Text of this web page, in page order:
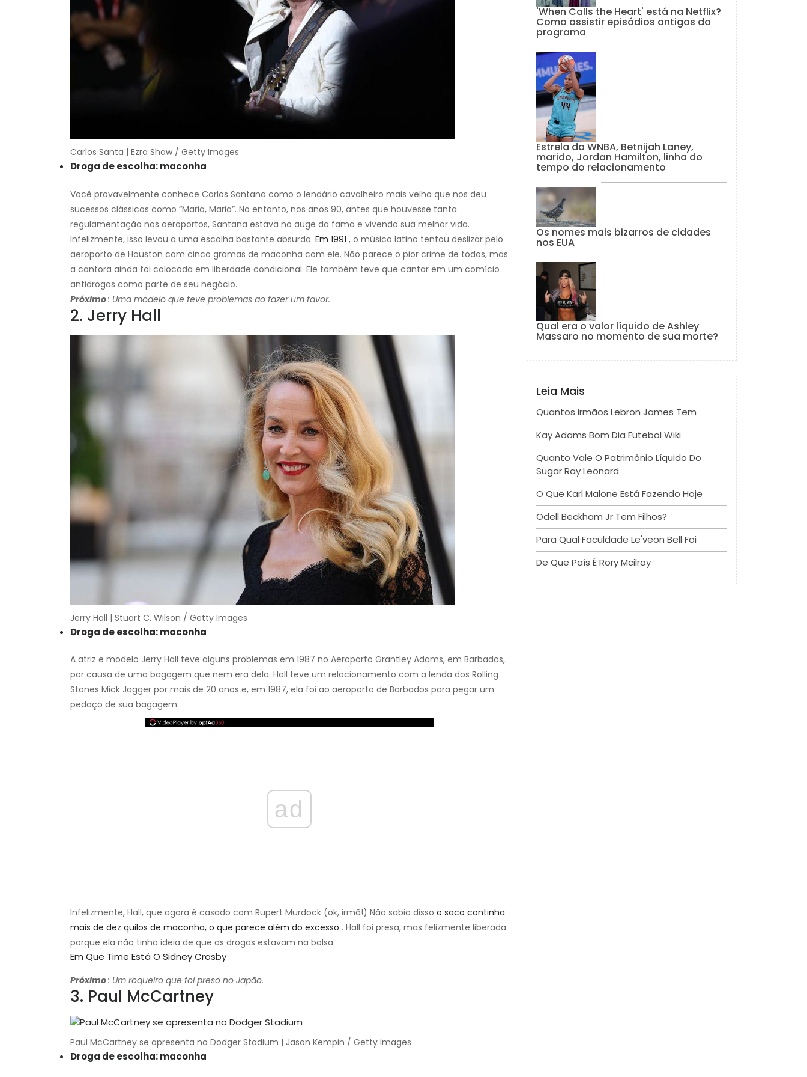
Carlos Santa | Ezra Shaw / Getty Images
Droga de escolha: maconha
Você provavelmente conhece Carlos Santana como o lendário cavalheiro mais velho que nos deu
sucessos clássicos como “Maria, Maria”. No entanto, nos anos 90, antes que houvesse tanta
regulamentação nos aeroportos, Santana estava no auge da fama e vivendo sua melhor vida.
Infelizmente, isso levou a uma escolha bastante absurda. Em 1991 , o músico latino tentou deslizar pelo
aeroporto de Houston com cinco gramas de maconha com ele. Não parece o pior crime de todos, mas
a cantora ainda foi colocada em liberdade condicional. Ele também teve que cantar em um comício
antidrogas como parte de seu negócio.
Próximo: Uma modelo que teve problemas ao fazer um favor.
2. Jerry Hall
Jerry Hall | Stuart C. Wilson / Getty Images
Droga de escolha: maconha
A atriz e modelo Jerry Hall teve alguns problemas em 1987 no Aeroporto Grantley Adams, em Barbados,
por causa de uma bagagem que nem era dela. Hall teve um relacionamento com a lenda dos Rolling
Stones Mick Jagger por mais de 20 anos e, em 1987, ela foi ao aeroporto de Barbados para pegar um
pedaço de sua bagagem.
ad
Infelizmente, Hall, que agora é casado com Rupert Murdock (ok, irmã!) Não sabia disso o saco continha
mais de dez quilos de maconha, o que parece além do excesso . Hall foi presa, mas felizmente liberada
porque ela não tinha ideia de que as drogas estavam na bolsa.
Em Que Time Está O Sidney Crosby
Próximo: Um roqueiro que foi preso no Japão.
3. Paul McCartney
Paul McCartney se apresenta no Dodger Stadium | Jason Kempin / Getty Images
Droga de escolha: maconha
'When Calls the Heart' está na Netflix?
Como assistir episódios antigos do
programa
Estrela da WNBA, Betnijah Laney,
marido, Jordan Hamilton, linha do
tempo do relacionamento
Os nomes mais bizarros de cidades
nos EUA
Qual era o valor líquido de Ashley
Massaro no momento de sua morte?
Leia Mais
Quantos Irmãos Lebron James Tem
Kay Adams Bom Dia Futebol Wiki
Quanto Vale O Patrimônio Líquido Do
Sugar Ray Leonard
O Que Karl Malone Está Fazendo Hoje
Odell Beckham Jr Tem Filhos?
Para Qual Faculdade Le'veon Bell Foi
De Que País É Rory Mcilroy